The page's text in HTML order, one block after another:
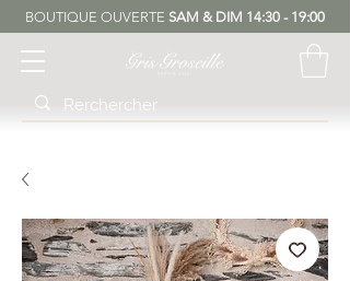
BOUTIQUE OUVERTE SAM & DIM 14:30 - 19:00